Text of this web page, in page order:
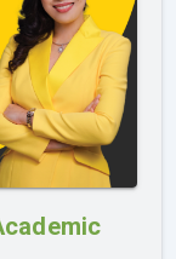
โดยเนื้อหาใน
การสอนอาจจะ
ติวสอบ IELTS